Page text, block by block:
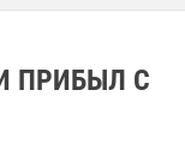
ПРИБЫЛ С